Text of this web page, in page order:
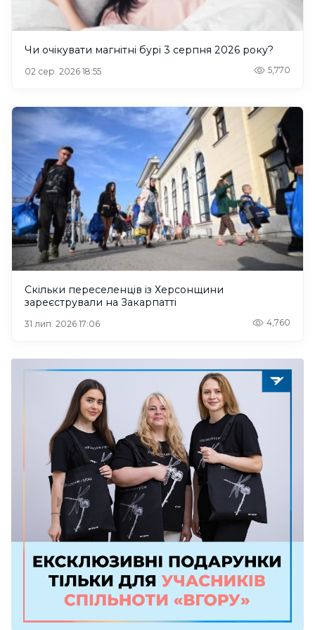
Чи очікувати магнітні бурі 3 серпня 2026 року?
02 сер. 2026 18:55 5,770
Скільки переселенців із Херсонщини
зареєстрували на Закарпатті
31 лип. 2026 17:06 4,760